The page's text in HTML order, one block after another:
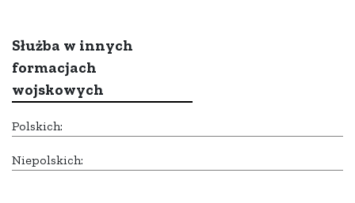
Służba w innych
formacjach
wojskowych
Polskich:
Niepolskich: